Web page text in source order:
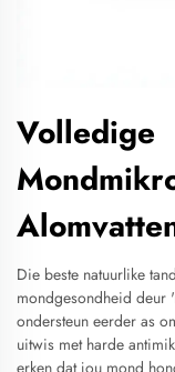
Volledige
Die beste natuurlike
mondgesondheid deur
ondersteun eerder as
uitwis met harde
erken dat jou mond